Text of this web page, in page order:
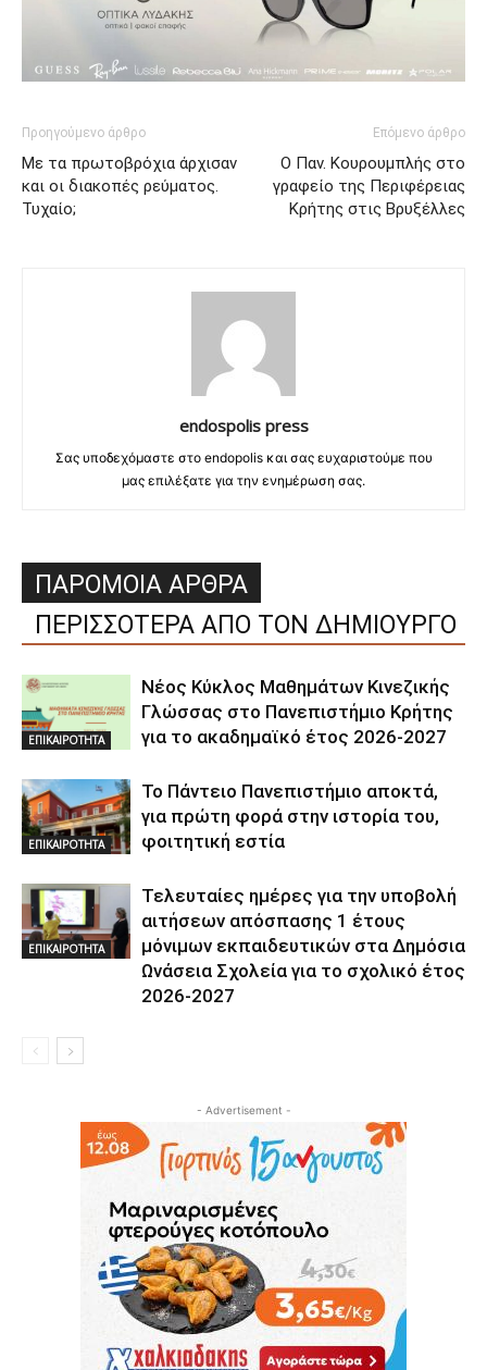
Προηγούμενο άρθρο
Με τα πρωτοβρόχια άρχισαν
και οι διακοπές ρεύματος.
Τυχαίο;
Επόμενο άρθρο
Ο Παν. Κουρουμπλής στο
γραφείο της Περιφέρειας
Κρήτης στις Βρυξέλλες
endospolis press
Σας υποδεχόμαστε στο endopolis και σας ευχαριστούμε που
μας επιλέξατε για την ενημέρωση σας.
ΠΑΡΟΜΟΙΑ ΑΡΘΡΑ
ΠΕΡΙΣΣΟΤΕΡΑ ΑΠΟ ΤΟΝ ΔΗΜΙΟΥΡΓΟ
ΕΠΙΚΑΙΡΟΤΗΤΑ
Νέος Κύκλος Μαθημάτων Κινεζικής
Γλώσσας στο Πανεπιστήμιο Κρήτης
για το ακαδημαϊκό έτος 2026-2027
ΕΠΙΚΑΙΡΟΤΗΤΑ
Το Πάντειο Πανεπιστήμιο αποκτά,
για πρώτη φορά στην ιστορία του,
φοιτητική εστία
ΕΠΙΚΑΙΡΟΤΗΤΑ
Τελευταίες ημέρες για την υποβολή
αιτήσεων απόσπασης 1 έτους
μόνιμων εκπαιδευτικών στα Δημόσια
Ωνάσεια Σχολεία για το σχολικό έτος
2026-2027
- Advertisement -